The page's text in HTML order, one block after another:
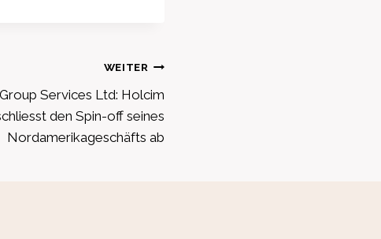
WEITER
Services Ltd: Holcim
den Spin-off seines
Nordamerikageschäfts ab